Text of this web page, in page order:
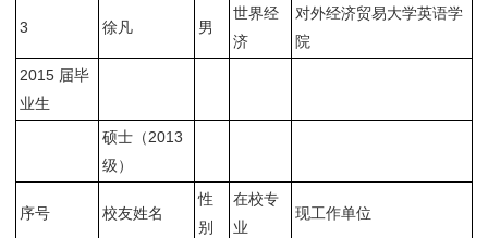
3 徐凡 男
世界经
济
对外经济贸易大学英语学
院
2015 届毕
业生
硕士（2013
级）
序号 校友姓名
性
别
在校专
业
现工作单位